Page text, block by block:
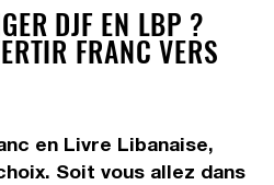
DJF EN LBP ?
FRANC VERS
en Livre Libanaise,
Soit vous allez dans